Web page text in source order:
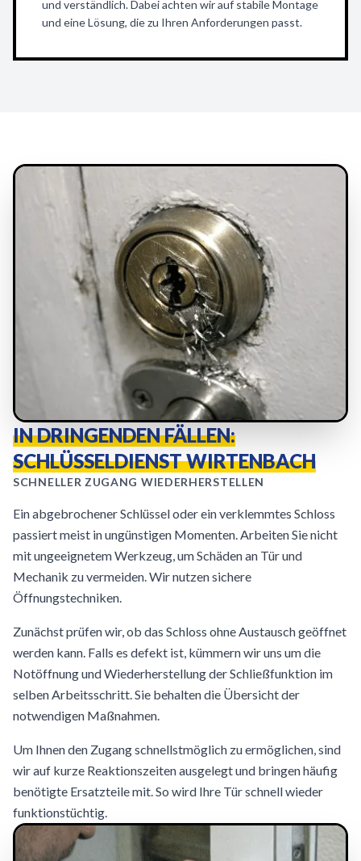
und verständlich. Dabei achten wir auf stabile Montage
und eine Lösung, die zu Ihren Anforderungen passt.
IN DRINGENDEN FÄLLEN:
SCHLÜSSELDIENST WIRTENBACH
SCHNELLER ZUGANG WIEDERHERSTELLEN
Ein abgebrochener Schlüssel oder ein verklemmtes Schloss
passiert meist in ungünstigen Momenten. Arbeiten Sie nicht
mit ungeeignetem Werkzeug, um Schäden an Tür und
Mechanik zu vermeiden. Wir nutzen sichere
Öffnungstechniken.
Zunächst prüfen wir, ob das Schloss ohne Austausch geöffnet
werden kann. Falls es defekt ist, kümmern wir uns um die
Notöffnung und Wiederherstellung der Schließfunktion im
selben Arbeitsschritt. Sie behalten die Übersicht der
notwendigen Maßnahmen.
Um Ihnen den Zugang schnellstmöglich zu ermöglichen, sind
wir auf kurze Reaktionszeiten ausgelegt und bringen häufig
benötigte Ersatzteile mit. So wird Ihre Tür schnell wieder
funktionstüchtig.